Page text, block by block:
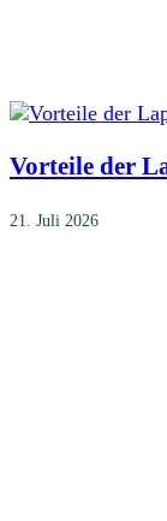
Vorteile der
21. Juli 2026